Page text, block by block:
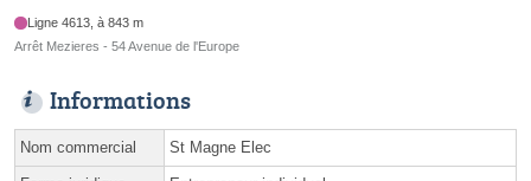
Ligne 4613, à 843 m
Arrêt Mezieres - 54 Avenue de l'Europe
Informations
Nom commercial St Magne Elec